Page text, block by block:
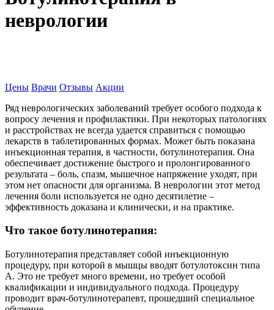
неврологии
Цены Врачи Отзывы Акции
Ряд неврологических заболеваний требует особого подхода к
вопросу лечения и профилактики. При некоторых патологиях
и расстройствах не всегда удается справиться с помощью
лекарств в таблетированных формах. Может быть показана
инъекционная терапия, в частности, ботулинотерапия. Она
обеспечивает достижение быстрого и пролонгированного
результата – боль, спазм, мышечное напряжение уходят, при
этом нет опасности для организма. В неврологии этот метод
лечения боли используется не одно десятилетие –
эффективность доказана и клинически, и на практике.
Что такое ботулинотерапия:
Ботулинотерапия представляет собой инъекционную
процедуру, при которой в мышцы вводят ботулотоксин типа
А. Это не требует много времени, но требует особой
квалификации и индивидуального подхода. Процедуру
проводит врач-ботулинотерапевт, прошедший специальное